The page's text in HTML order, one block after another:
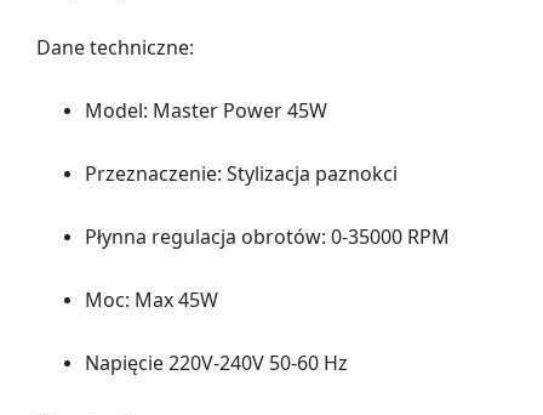
Dane techniczne:
Model: Master Power 45W
Przeznaczenie: Stylizacja paznokci
Płynna regulacja obrotów: 0-35000 RPM
Moc: Max 45W
Napięcie 220V-240V 50-60 Hz